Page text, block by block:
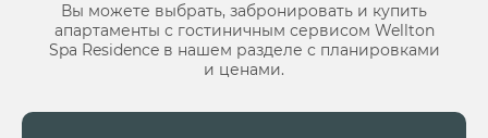
Вы можете выбрать, забронировать и купить
апартаменты с гостиничным сервисом Wellton
Spa Residence в нашем разделе с планировками
и ценами.